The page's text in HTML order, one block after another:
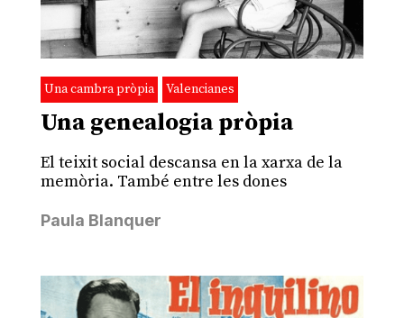
Una cambra pròpia Valencianes
Una genealogia pròpia
El teixit social descansa en la xarxa de la
memòria. També entre les dones
Paula Blanquer